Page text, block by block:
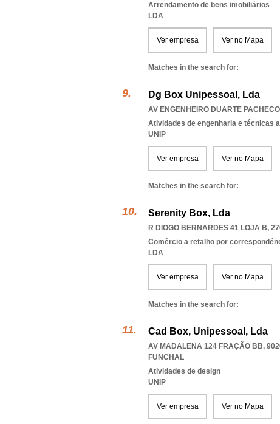
Arrendamento de bens imobiliários
LDA
Ver empresa Ver no Mapa
Matches in the search for:
Dg Box Unipessoal, Lda
AV ENGENHEIRO DUARTE
Atividades de engenharia e técnicas
UNIP
Ver empresa Ver no Mapa
Matches in the search for:
Serenity Box, Lda
R DIOGO BERNARDES 41 LOJA B,
Comércio a retalho por
LDA
Ver empresa Ver no Mapa
Matches in the search for:
Cad Box, Unipessoal, Lda
AV MADALENA 124 FRAÇÃO BB,
FUNCHAL
Atividades de design
UNIP
Ver empresa Ver no Mapa